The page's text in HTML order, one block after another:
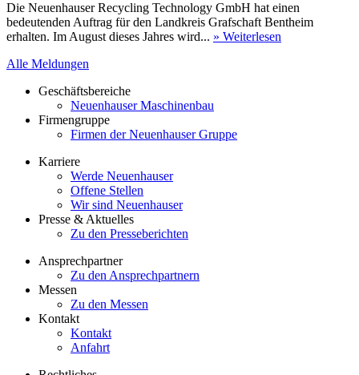
Die Neuenhauser Recycling Technology GmbH hat einen
bedeutenden Auftrag für den Landkreis Grafschaft Bentheim
erhalten. Im August dieses Jahres wird... » Weiterlesen
Alle Meldungen
Geschäftsbereiche
Neuenhauser Maschinenbau
Firmengruppe
Firmen der Neuenhauser Gruppe
Karriere
Werde Neuenhauser
Offene Stellen
Wir sind Neuenhauser
Presse & Aktuelles
Zu den Presseberichten
Ansprechpartner
Zu den Ansprechpartnern
Messen
Zu den Messen
Kontakt
Kontakt
Anfahrt